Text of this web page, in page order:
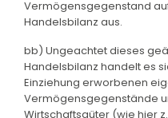
Vermögensgegenstand
Handelsbilanz aus.
bb) Ungeachtet dieses
Handelsbilanz handelt es
Einziehung erworbenen
Vermögensgegenstände
Wirtschaftsgüter (wie hier